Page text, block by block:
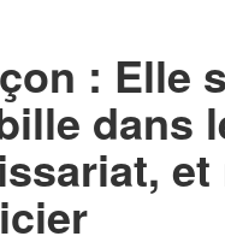
: Elle
dans
et